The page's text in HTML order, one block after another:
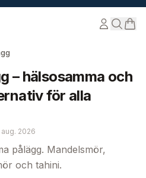
– hälsosamma och
för alla
aug. 2026
pålägg. Mandelsmör,
och tahini.